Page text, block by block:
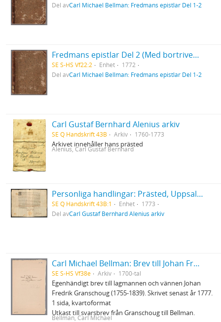
Del avCarl Michael Bellman: Fredmans epistlar Del 1-2
Fredmans epistlar Del 2 (Med bortriven dedikation)
SE S-HS Vf22:2 Enhet
1772
Del avCarl Michael Bellman: Fredmans epistlar Del 1-2
Carl Gustaf Bernhard Alenius arkiv
SE Q Handskrift 43B Arkiv 1760-1773
Arkivet innehåller hans prästed
Alenius, Carl Gustaf Bernhard
Personliga handlingar: Prästed, Uppsala 1773
SE Q Handskrift 43B:1 Enhet
1773
Del avCarl Gustaf Bernhard Alenius arkiv
Carl Michael Bellman: Brev till Johan Fredrik Granschoug
SE S-HS Vf38e Arkiv 1700-tal
Egenhändigt brev till lagmannen och vännen Johan
Fredrik Granschoug (1755-1839). Skrivet senast år 1777.
1 sida, kvartoformat
Utkast till svarsbrev från Granschoug till Bellman.
Bellman, Carl Michael